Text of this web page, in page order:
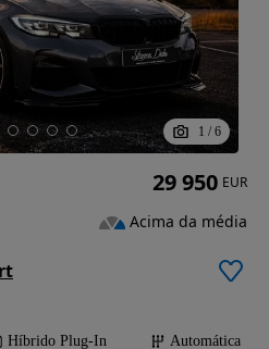
1 / 6
Híbrido Plug-In
Automática
29 950 EUR
Acima da média